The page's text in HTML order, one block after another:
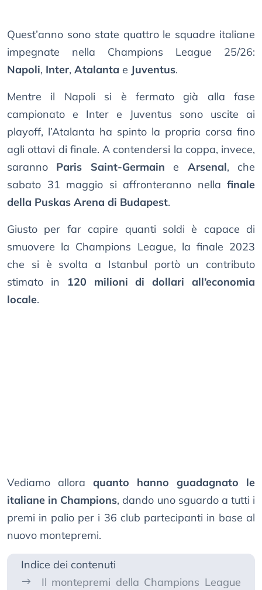
Quest’anno sono state quattro le squadre italiane
impegnate nella Champions League 25/26:
Napoli, Inter, Atalanta e Juventus.
Mentre il Napoli si è fermato già alla fase
campionato e Inter e Juventus sono uscite ai
playoff, l’Atalanta ha spinto la propria corsa fino
agli ottavi di finale. A contendersi la coppa, invece,
saranno Paris Saint-Germain e Arsenal, che
sabato 31 maggio si affronteranno nella finale
della Puskas Arena di Budapest.
Giusto per far capire quanti soldi è capace di
smuovere la Champions League, la finale 2023
che si è svolta a Istanbul portò un contributo
stimato in
120 milioni di dollari all’economia
locale.
Vediamo allora quanto hanno guadagnato le
italiane in Champions, dando uno sguardo a tutti i
premi in palio per i 36 club partecipanti in base al
nuovo montepremi.
Indice dei contenuti
Il montepremi della Champions League